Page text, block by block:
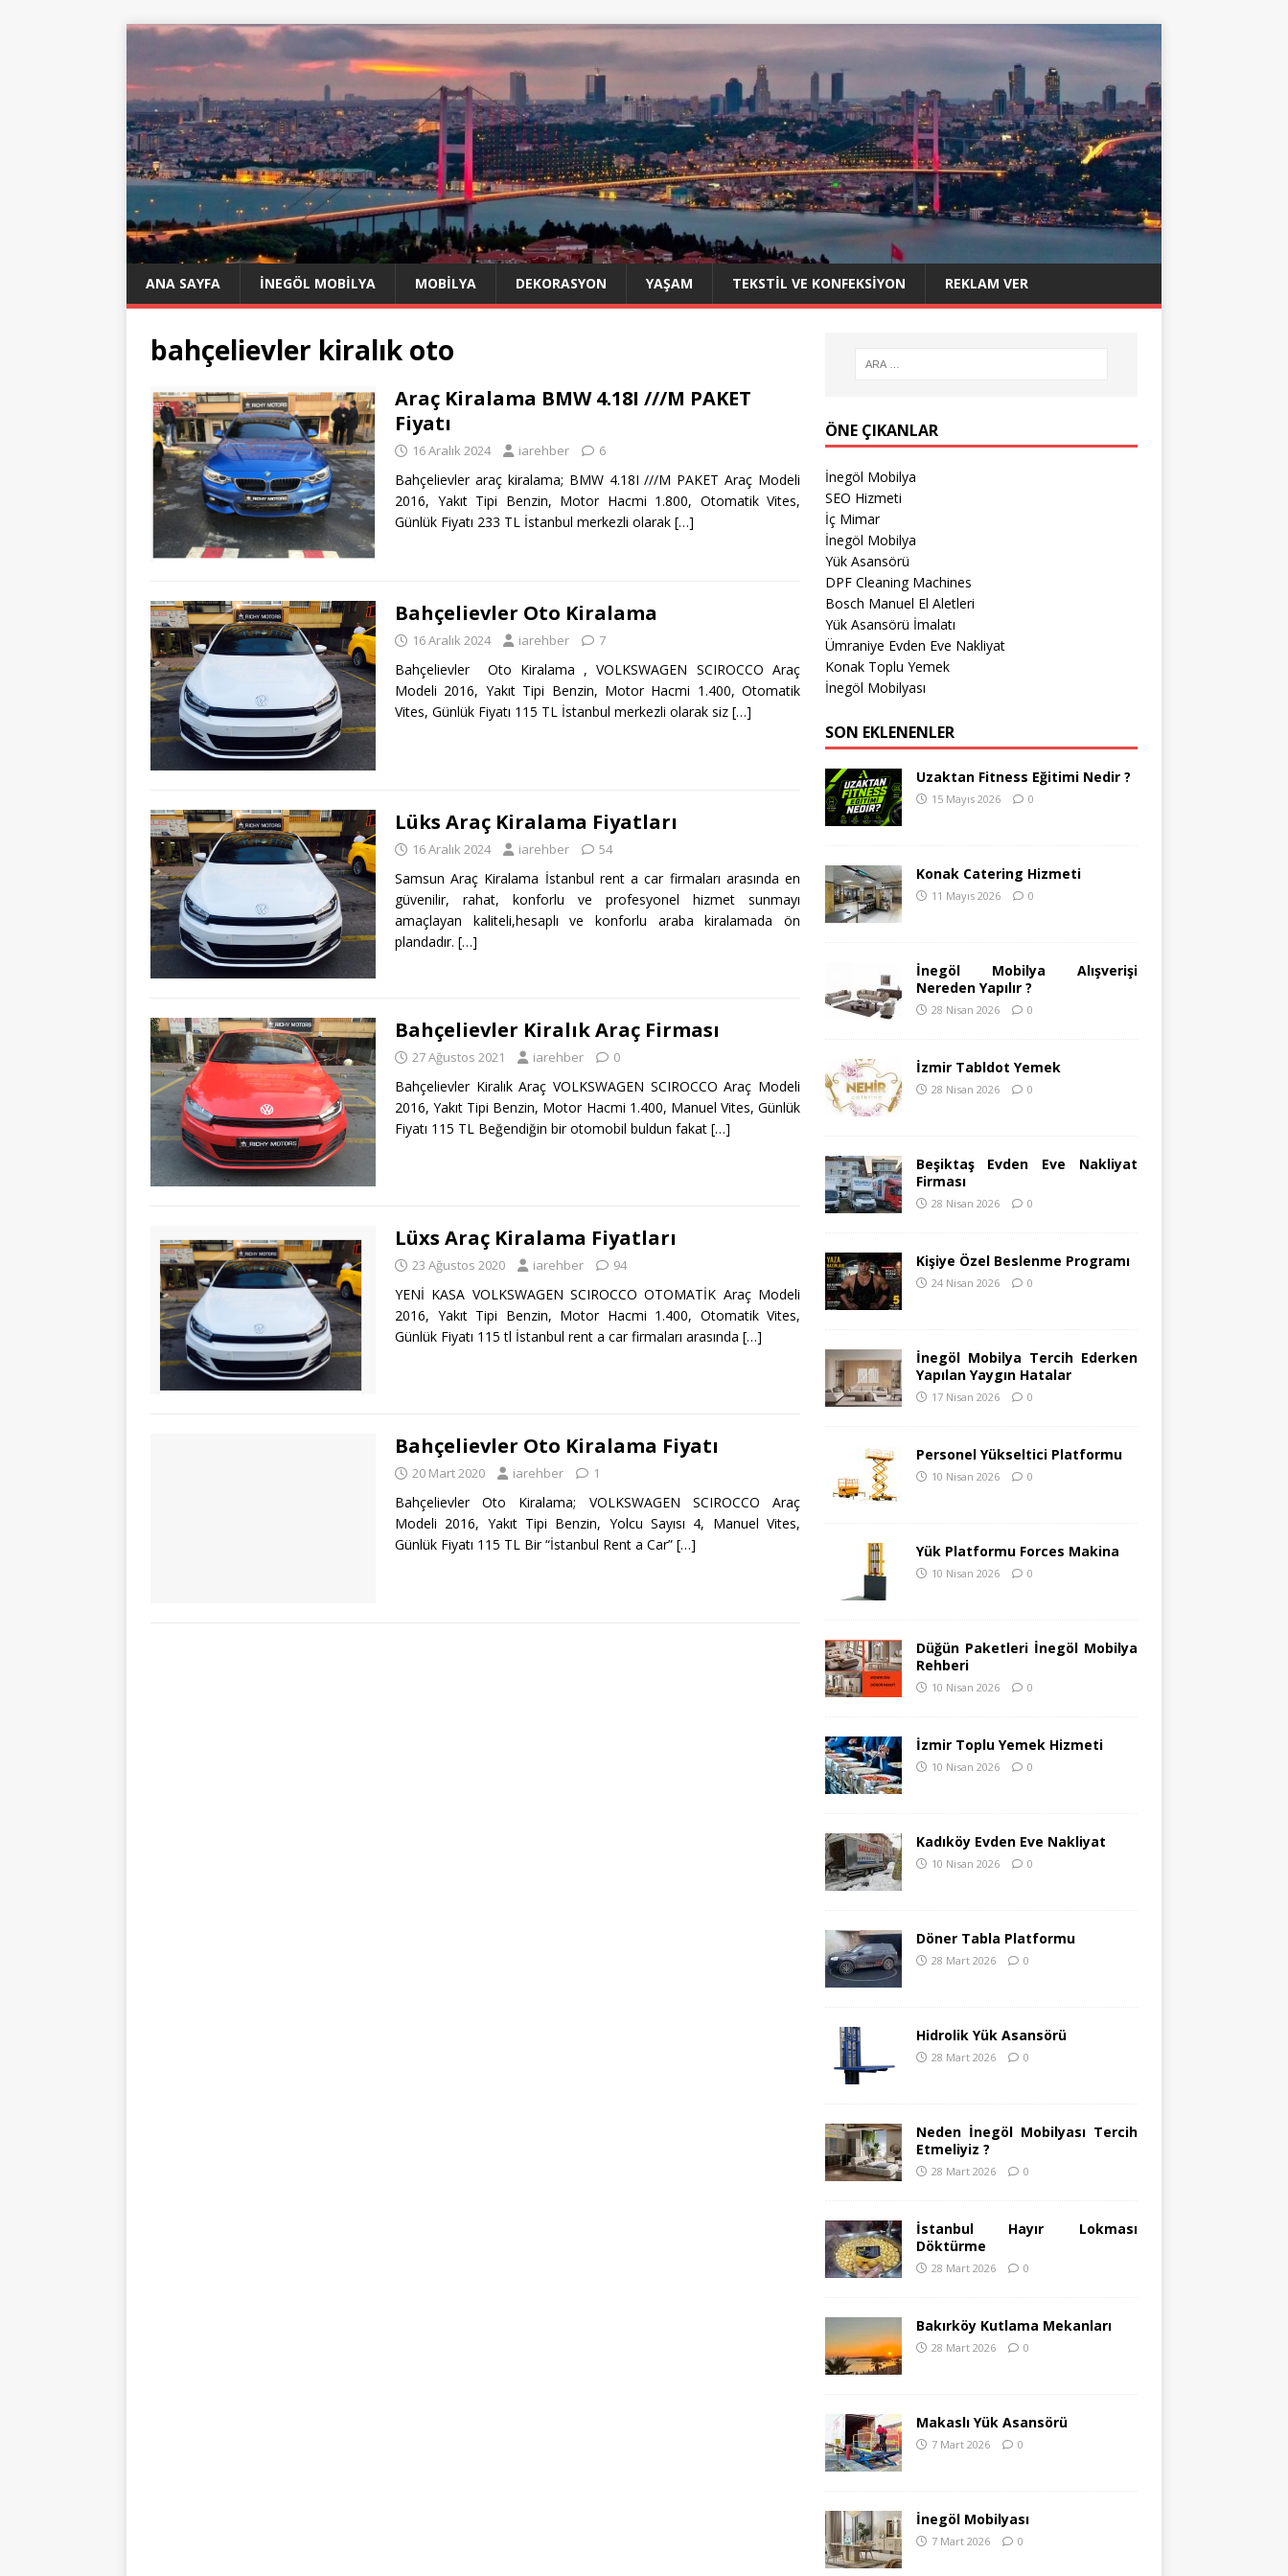
ANA SAYFA İNEGÖL MOBILYA MOBILYA DEKORASYON YAŞAM TEKSTIL VE KONFEKSIYON REKLAM VER
bahçelievler kiralık oto
Araç Kiralama BMW 4.18I ///M PAKET
Fiyatı
16 Aralık 2024 iarehber 6
Bahçelievler araç kiralama; BMW 4.18I ///M PAKET Araç Modeli
2016, Yakıt Tipi Benzin, Motor Hacmi 1.800, Otomatik Vites,
Günlük Fiyatı 233 TL İstanbul merkezli olarak […]
Bahçelievler Oto Kiralama
16 Aralık 2024 iarehber 7
Bahçelievler Oto Kiralama , VOLKSWAGEN SCIROCCO Araç
Modeli 2016, Yakıt Tipi Benzin, Motor Hacmi 1.400, Otomatik
Vites, Günlük Fiyatı 115 TL İstanbul merkezli olarak siz […]
Lüks Araç Kiralama Fiyatları
16 Aralık 2024 iarehber 54
Samsun Araç Kiralama İstanbul rent a car firmaları arasında en
güvenilir, rahat, konforlu ve profesyonel hizmet sunmayı
amaçlayan kaliteli,hesaplı ve konforlu araba kiralamada ön
plandadır. […]
Bahçelievler Kiralık Araç Firması
27 Ağustos 2021 iarehber 0
Bahçelievler Kiralık Araç VOLKSWAGEN SCIROCCO Araç Modeli
2016, Yakıt Tipi Benzin, Motor Hacmi 1.400, Manuel Vites, Günlük
Fiyatı 115 TL Beğendiğin bir otomobil buldun fakat […]
Lüxs Araç Kiralama Fiyatları
23 Ağustos 2020 iarehber 94
YENİ KASA VOLKSWAGEN SCIROCCO OTOMATİK Araç Modeli
2016, Yakıt Tipi Benzin, Motor Hacmi 1.400, Otomatik Vites,
Günlük Fiyatı 115 tl İstanbul rent a car firmaları arasında […]
Bahçelievler Oto Kiralama Fiyatı
20 Mart 2020 iarehber 1
Bahçelievler Oto Kiralama; VOLKSWAGEN SCIROCCO Araç
Modeli 2016, Yakıt Tipi Benzin, Yolcu Sayısı 4, Manuel Vites,
Günlük Fiyatı 115 TL Bir “İstanbul Rent a Car” […]
ÖNE ÇIKANLAR
İnegöl Mobilya
SEO Hizmeti
İç Mimar
İnegöl Mobilya
Yük Asansörü
DPF Cleaning Machines
Bosch Manuel El Aletleri
Yük Asansörü İmalatı
Ümraniye Evden Eve Nakliyat
Konak Toplu Yemek
İnegöl Mobilyası
SON EKLENENLER
Uzaktan Fitness Eğitimi Nedir ?
15 Mayıs 2026 0
Konak Catering Hizmeti
11 Mayıs 2026 0
İnegöl Mobilya Alışverişi
Nereden Yapılır ?
28 Nisan 2026 0
İzmir Tabldot Yemek
28 Nisan 2026 0
Beşiktaş Evden Eve Nakliyat
Firması
28 Nisan 2026 0
Kişiye Özel Beslenme Programı
24 Nisan 2026 0
İnegöl Mobilya Tercih Ederken
Yapılan Yaygın Hatalar
17 Nisan 2026 0
Personel Yükseltici Platformu
10 Nisan 2026 0
Yük Platformu Forces Makina
10 Nisan 2026 0
Düğün Paketleri İnegöl Mobilya
Rehberi
10 Nisan 2026 0
İzmir Toplu Yemek Hizmeti
10 Nisan 2026 0
Kadıköy Evden Eve Nakliyat
10 Nisan 2026 0
Döner Tabla Platformu
28 Mart 2026 0
Hidrolik Yük Asansörü
28 Mart 2026 0
Neden İnegöl Mobilyası Tercih
Etmeliyiz ?
28 Mart 2026 0
İstanbul Hayır Lokması
Döktürme
28 Mart 2026 0
Bakırköy Kutlama Mekanları
28 Mart 2026 0
Makaslı Yük Asansörü
7 Mart 2026 0
İnegöl Mobilyası
7 Mart 2026 0